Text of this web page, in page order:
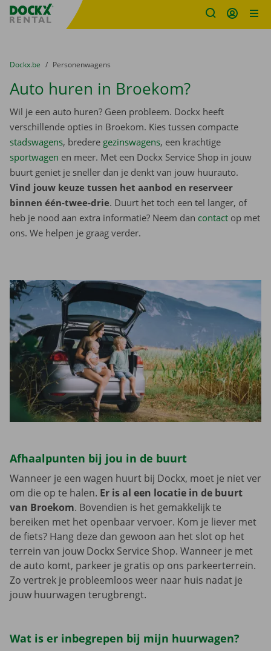
Fratello DEMO
U bevindt zich hier:
van
Dockx.be naar
Personenwagens
Auto huren in Broekom?
Wil je een auto huren? Geen probleem. Dockx heeft
verschillende opties in Broekom. Kies tussen compacte
stadswagens, bredere gezinswagens, een krachtige
sportwagen en meer. Met een Dockx Service Shop in jouw
buurt geniet je sneller dan je denkt van jouw huurauto.
Vind jouw keuze tussen het aanbod en reserveer
binnen één-twee-drie. Duurt het toch een tel langer, of
heb je nood aan extra informatie? Neem dan contact op met
ons. We helpen je graag verder.
Afhaalpunten bij jou in de buurt
Wanneer je een wagen huurt bij Dockx, moet je niet ver
om die op te halen. Er is al een locatie in de buurt
van Broekom. Bovendien is het gemakkelijk te
bereiken met het openbaar vervoer. Kom je liever met
de fiets? Hang deze dan gewoon aan het slot op het
terrein van jouw Dockx Service Shop. Wanneer je met
de auto komt, parkeer je gratis op ons parkeerterrein.
Zo vertrek je probleemloos weer naar huis nadat je
jouw huurwagen terugbrengt.
Wat is er inbegrepen bij mijn huurwagen?